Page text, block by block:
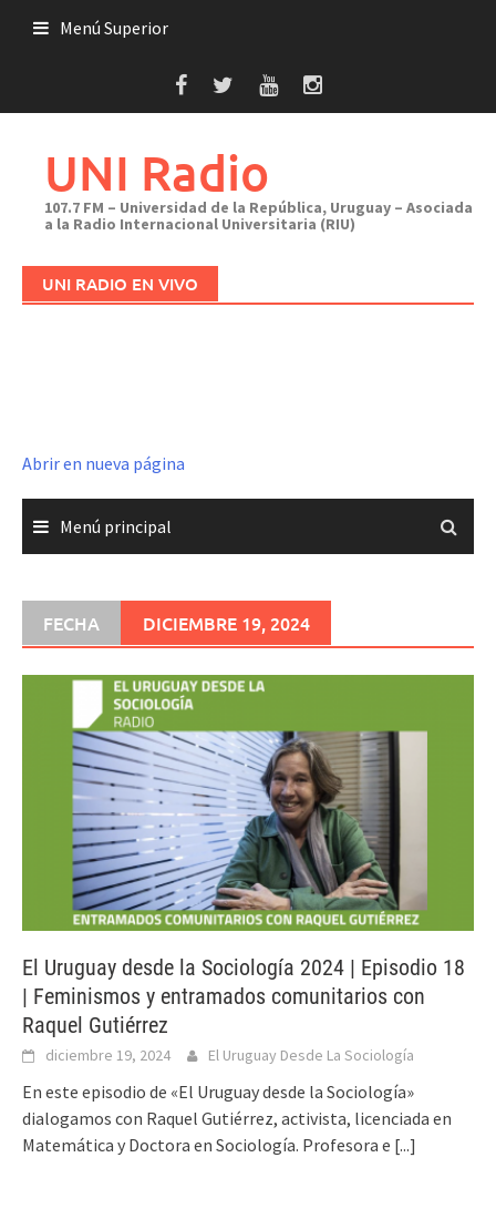
Menú Superior
UNI Radio
107.7 FM – Universidad de la República, Uruguay – Asociada
a la Radio Internacional Universitaria (RIU)
UNI RADIO EN VIVO
Abrir en nueva página
Menú principal
FECHA DICIEMBRE 19, 2024
El Uruguay desde la Sociología 2024 | Episodio 18
| Feminismos y entramados comunitarios con
Raquel Gutiérrez
diciembre 19, 2024 El Uruguay Desde La Sociología
En este episodio de «El Uruguay desde la Sociología»
dialogamos con Raquel Gutiérrez, activista, licenciada en
Matemática y Doctora en Sociología. Profesora e [...]